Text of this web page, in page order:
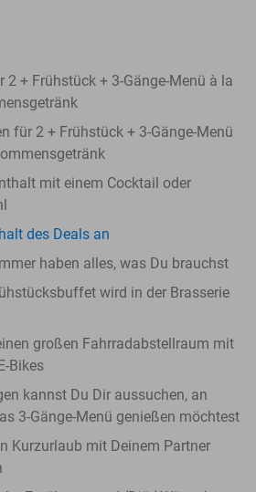
2 + Frühstück + 3-Gänge-Menü à la
für 2 + Frühstück + 3-Gänge-Menü
mit einem Cocktail oder
des Deals an
haben alles, was Du brauchst
wird in der Brasserie
großen Fahrradabstellraum mit
Bikes
kannst Du Dir aussuchen, an
3-Gänge-Menü genießen möchtest
Kurzurlaub mit Deinem Partner